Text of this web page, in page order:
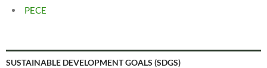
PECE
SUSTAINABLE DEVELOPMENT GOALS (SDGS)